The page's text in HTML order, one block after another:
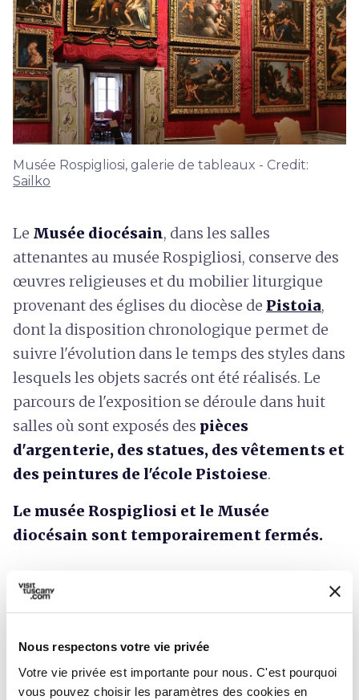
Nous respectons votre vie privée
Votre vie privée est importante pour nous. C'est pourquoi
vous pouvez choisir les paramètres des cookies en
Musée Rospigliosi, galerie de tableaux - Credit:
Sailko
Le Musée diocésain, dans les salles
attenantes au musée Rospigliosi, conserve des
œuvres religieuses et du mobilier liturgique
provenant des églises du diocèse de Pistoia,
dont la disposition chronologique permet de
suivre l'évolution dans le temps des styles dans
lesquels les objets sacrés ont été réalisés. Le
parcours de l'exposition se déroule dans huit
salles où sont exposés des pièces
d'argenterie, des statues, des vêtements et
des peintures de l'école Pistoiese.
Le musée Rospigliosi et le Musée
diocésain sont temporairement fermés.